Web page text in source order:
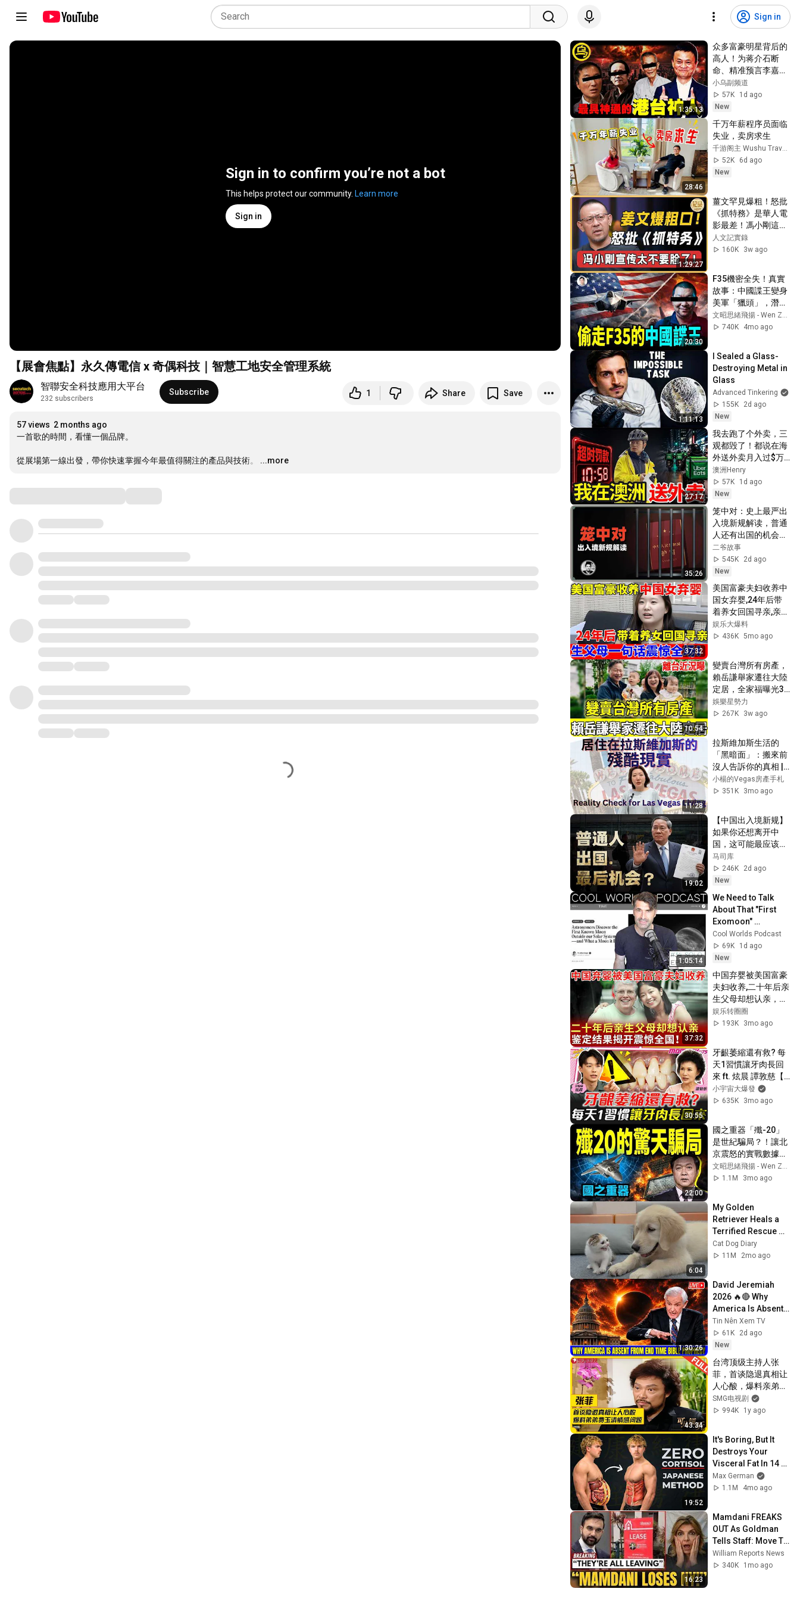
Sign in
Sign in to confirm you’re not a bot
This helps protect our community. Learn more
Sign in
【展會焦點】永久傳電信 x 奇偶科技｜智慧工地安全管理系統
智聯安全科技應用大平台
232 subscribers
Subscribe 1 Share Save
57 views 2 months ago
一首歌的時間，看懂一個品牌。
從展場第一線出發，帶你快速掌握今年最值得關注的產品與技術。 …
...more
1:35:13
众多富豪明星背后的
高人！为蒋介石断
命、精准预言李嘉诚
的一生，临终前泄露
「改命秘术」，普通
人为何忙忙碌碌却赚
不到钱？1小时中间
无广告合集[She's
Xiaowu 小乌]
小乌副频道
57K
1d ago
New
28:46
千万年薪程序员面临
失业，卖房求生
千游阁主 Wushu Traveler
52K
6d ago
New
1:29:27
薑文罕見爆粗！怒批
《抓特務》是華人電
影最差！馮小剛這都
宣傳太不要臉了！#
窦文涛#周轶君#马
圆桌派#圆桌派第八
季 #人文紀實錄
人文記實錄
160K
3w ago
20:30
F35機密全失！真實
故事：中國諜王變身
美軍「獵頭」，潛伏
多年搬空隱身戰機最
強戰術【文昭思緒飛
740K
4mo ago
1:11:13
I Sealed a Glass-
Destroying Metal in
Glass
Advanced Tinkering
155K
2d ago
New
27:17
我去跑了个外卖，三
观都毁了！都说在海
外送外卖月入过$万?
我亲自在澳洲送了外
卖后，我笑不出来
了…外卖骑手真实收
入，时薪大揭秘，看
完你别不信。
澳洲Henry
57K
1d ago
New
35:26
笼中对：史上最严出
入境新规解读，普通
人还有出国的机会
吗？
二爷故事
545K
2d ago
New
37:32
美国富豪夫妇收养中
国女弃婴,24年后带
着养女回国寻亲,亲生
父母立刻上门认亲,鉴
定结果揭开全场哗然
娱乐大爆料
436K 5mo ago
10:54
變賣台灣所有房產，
賴岳謙舉家遷往大陸
定居，全家福曝光3
子女近況驚呆眾人
娛樂星勢力
267K
3w ago
11:28
拉斯維加斯生活的
「黑暗面」：搬來前
沒人告訴你的真相 |
Reality Check for
2026 Las Vegas
小楊的Vegas房產手札
351K
3mo ago
19:02
【中国出入境新规】
如果你还想离开中
国，这可能最应该看
的一个节目
马司库
246K
2d ago
New
1:05:14
We Need to Talk
About That "First
Exomoon"
Discovery
Cool Worlds Podcast
69K
1d ago
New
37:32
中国弃婴被美国富豪
夫妇收养,二十年后亲
生父母却想认亲，鉴
定结果揭开震惊全
国！【寻情记忆】
娱乐转圈圈
193K
3mo ago
30:55
牙齦萎縮還有救? 每
天1習慣讓牙肉長回
來 ft. 炫晨 譚敦慈【
小宇宙大爆發 】
小宇宙大爆發
635K
3mo ago
22:00
國之重器「殲-20」
是世紀騙局？！讓北
京震怒的實戰數據，
把天才總設計師送進
了監獄【文昭思緒飛
文昭思緒飛揚 - Wen Zhao Studio
1.1M
3mo ago
6:04
My Golden
Retriever Heals a
Terrified Rescue
Kitten in Just 3
Meetings!
Cat Dog Diary
11M
2mo ago
1:30:26
David Jeremiah
2026 🔥🔴 Why
America Is Absent
From End Time
Bible Prophecy 💥🔴
David Jeremiah
Sermons
Tin Nên Xem TV
61K
2d ago
New
43:34
台湾顶级主持人张
菲，首谈隐退真相让
人心酸，爆料亲弟弟
费玉清情感问题，73
岁的他如今怎样了？
SMG电视剧
994K
1y ago
19:52
It's Boring, But It
Destroys Your
Visceral Fat In 14
Days (Japanese
Method)
Max German
1.1M
4mo ago
16:23
Mamdani FREAKS
OUT As Goldman
Tells Staff: Move To
Dallas Or LEAVE —
$500 MILLION
William Reports News
340K
1mo ago